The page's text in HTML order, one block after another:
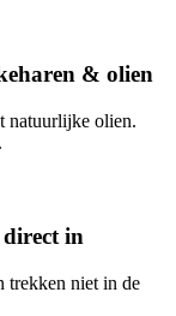
haren & olien
natuurlijke olien.
in
trekken niet in de